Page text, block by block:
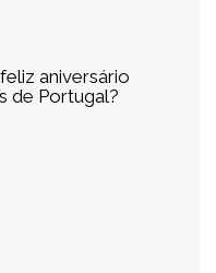
aniversário
de Portugal?